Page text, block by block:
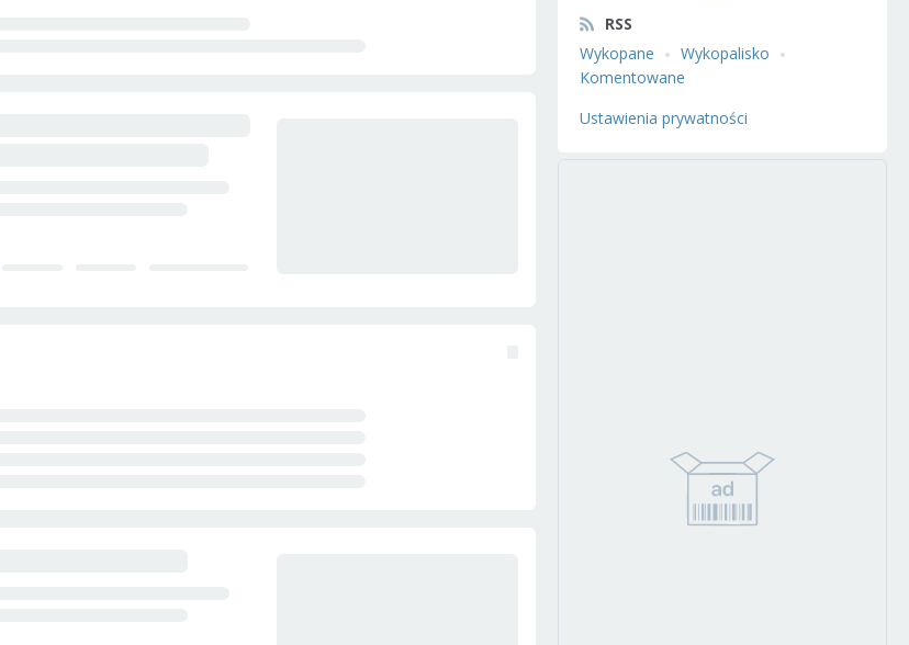
RSS
Wykopane
Wykopalisko
Komentowane
Ustawienia prywatności